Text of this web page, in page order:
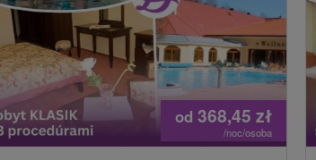
od 368,45 zł
/noc/osoba